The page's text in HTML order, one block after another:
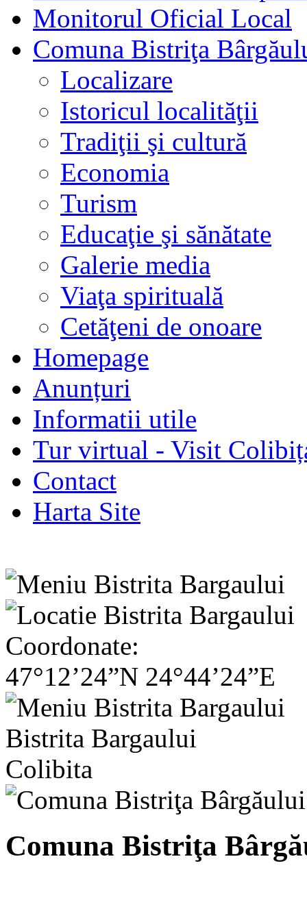
Monitorul Oficial Local
Comuna Bistriţa
Localizare
Istoricul localităţii
Tradiţii şi cultură
Economia
Turism
Educaţie şi sănătate
Galerie media
Viaţa spirituală
Cetăţeni de onoare
Homepage
Anunțuri
Informatii utile
Tur virtual - Visit
Contact
Harta Site
Coordonate:
47°12’24”N 24°44’24”E
Bistrita Bargaului
Colibita
Comuna Bistriţa